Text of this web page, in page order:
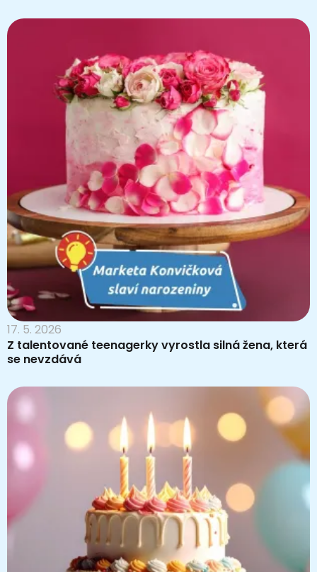
17. 5. 2026
Z talentované teenagerky vyrostla silná žena, která
se nevzdává